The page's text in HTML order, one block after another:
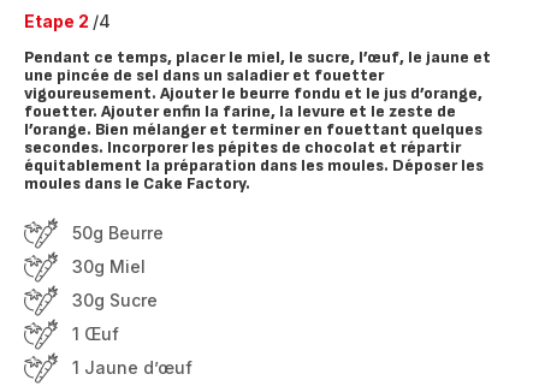
Etape 2 /4
Pendant ce temps, placer le miel, le sucre, l’œuf, le jaune et
une pincée de sel dans un saladier et fouetter
vigoureusement. Ajouter le beurre fondu et le jus d’orange,
fouetter. Ajouter enfin la farine, la levure et le zeste de
l’orange. Bien mélanger et terminer en fouettant quelques
secondes. Incorporer les pépites de chocolat et répartir
équitablement la préparation dans les moules. Déposer les
moules dans le Cake Factory.
50g Beurre
30g Miel
30g Sucre
1 Œuf
1 Jaune d’œuf